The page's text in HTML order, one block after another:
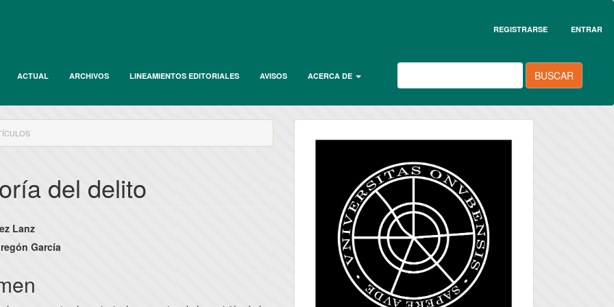
REGISTRARSE ENTRAR
ACTUAL ARCHIVOS LINEAMIENTOS EDITORIALES AVISOS ACERCA DE BUSCAR
del delito
Lanz
García
universidad